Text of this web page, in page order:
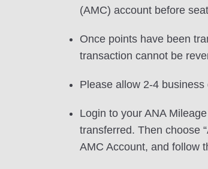
(AMC) account before
Once points have been
transaction cannot be
Please allow 2-4
Login to your ANA
transferred. Then choose
AMC Account, and follow